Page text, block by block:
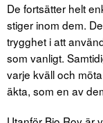
De fortsätter helt
stiger inom dem.
trygghet i att
som vanligt.
varje kväll och
äkta, som en av